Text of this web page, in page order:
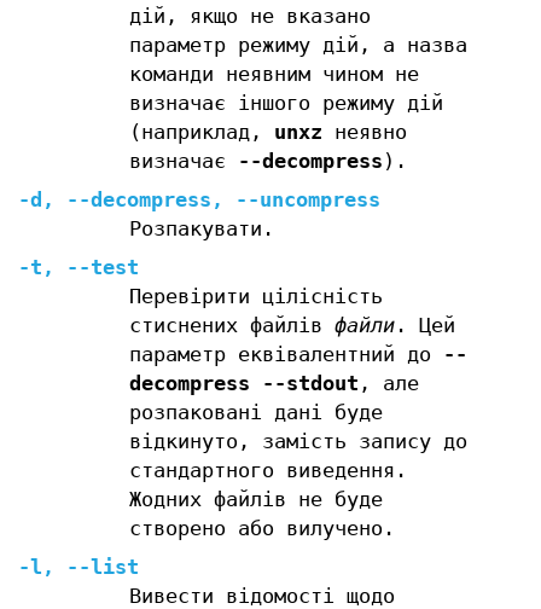
дій, якщо не вказано
параметр режиму дій, а назва
команди неявним чином не
визначає іншого режиму дій
(наприклад, unxz неявно
визначає
--decompress ).
-d , --decompress ,
--uncompress
Розпакувати.
-t ,
--test
Перевірити цілісність
стиснених файлів файли. Цей
параметр еквівалентний до
--
decompress --stdout , але
розпаковані дані буде
відкинуто, замість запису до
стандартного виведення.
Жодних файлів не буде
створено або вилучено.
-l ,
--list
Вивести відомості щодо